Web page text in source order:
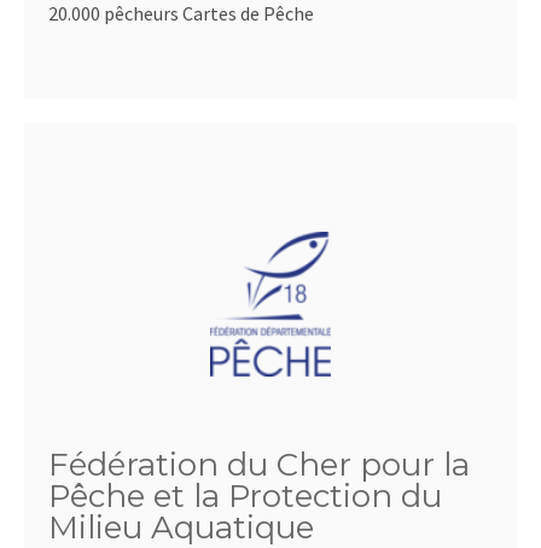
20.000 pêcheurs Cartes de Pêche
Fédération du Cher pour la
Pêche et la Protection du
Milieu Aquatique